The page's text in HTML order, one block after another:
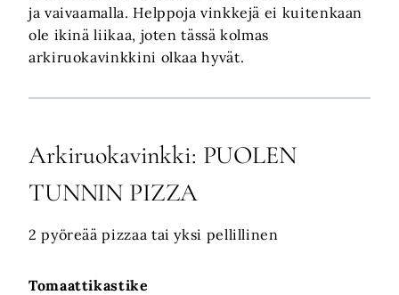
ja vaivaamalla. Helppoja vinkkejä ei kuitenkaan
ole ikinä liikaa, joten tässä kolmas
arkiruokavinkkini olkaa hyvät.
Arkiruokavinkki: PUOLEN
TUNNIN PIZZA
2 pyöreää pizzaa tai yksi pellillinen
Tomaattikastike